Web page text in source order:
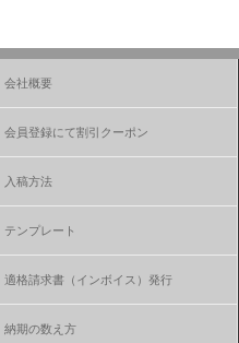
会社概要
会員登録にて割引クーポン
入稿方法
テンプレート
適格請求書（インボイス）発行
納期の数え方